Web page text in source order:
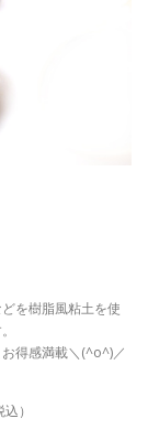
を樹脂風粘土を使
得感満載＼(^o^)／
）